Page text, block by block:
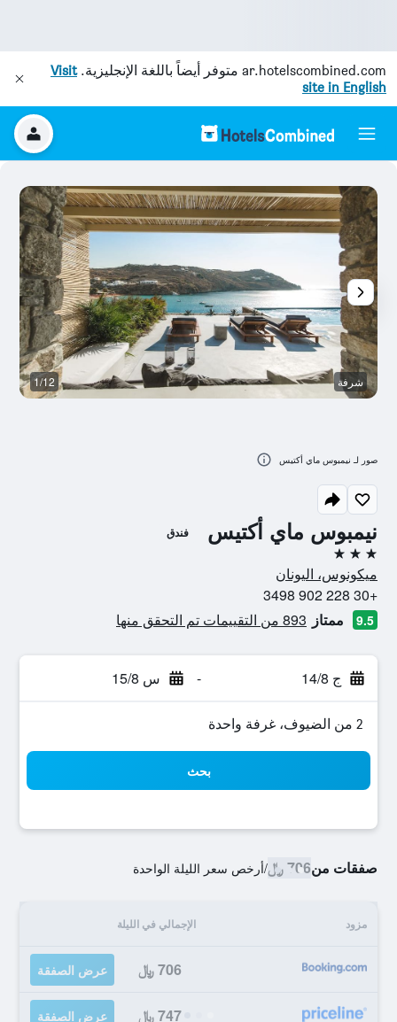
ar.hotelscombined.com متوفر أيضاً باللغة الإنجليزية.Visit
site in English
نيمبوس ماي أكتيس فندق
3 نجوم
ميكونوس، اليونان
+30 228 902 3498
9.5 ممتاز 893 من التقييمات تم التحقق منها
ج 14/8 - س 15/8
2 من الضيوف، غرفة واحدة
بحث
صفقات من706 ﷼ /أرخص سعر الليلة الواحدة
مزود الإجمالي في الليلة
706 ﷼ عرض الصفقة
747 ﷼ عرض الصفقة
شرفة 1/12
صور لـ نيمبوس ماي أكتيس